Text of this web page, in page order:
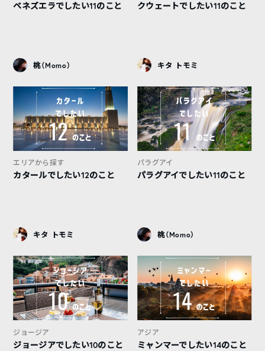
ベネズエラでしたい11のこと
桃（Momo）
クウェートでしたい11のこと
キタ トモミ
エリアから探す
カタールでしたい12のこと
キタ トモミ
パラグアイ
パラグアイでしたい11のこと
桃（Momo）
ジョージア
ジョージアでしたい10のこと
アジア
ミャンマーでしたい14のこと